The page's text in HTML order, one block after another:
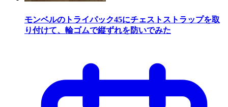
モンベルのトライパック45にチェストストラップを取
り付けて、輪ゴムで縦ずれを防いでみた